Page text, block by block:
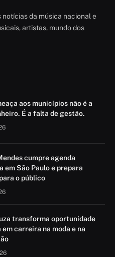
notícias da música nacional e
artistas, mundo dos
aos municípios não é a
É a falta de gestão.
cumpre agenda
em São Paulo e prepara
o público
transforma oportunidade
em carreira na moda e na